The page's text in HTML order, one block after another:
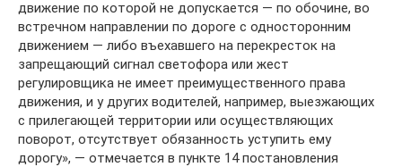
движение по которой не допускается — по обочине, во
встречном направлении по дороге с односторонним
движением — либо въехавшего на перекресток на
запрещающий сигнал светофора или жест
регулировщика не имеет преимущественного права
движения, и у других водителей, например, выезжающих
с прилегающей территории или осуществляющих
поворот, отсутствует обязанность уступить ему
дорогу», — отмечается в пункте 14 постановления